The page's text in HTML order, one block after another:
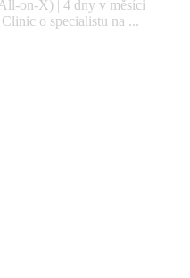
on-X) | 4 dny v měsíci
o specialistu na ...